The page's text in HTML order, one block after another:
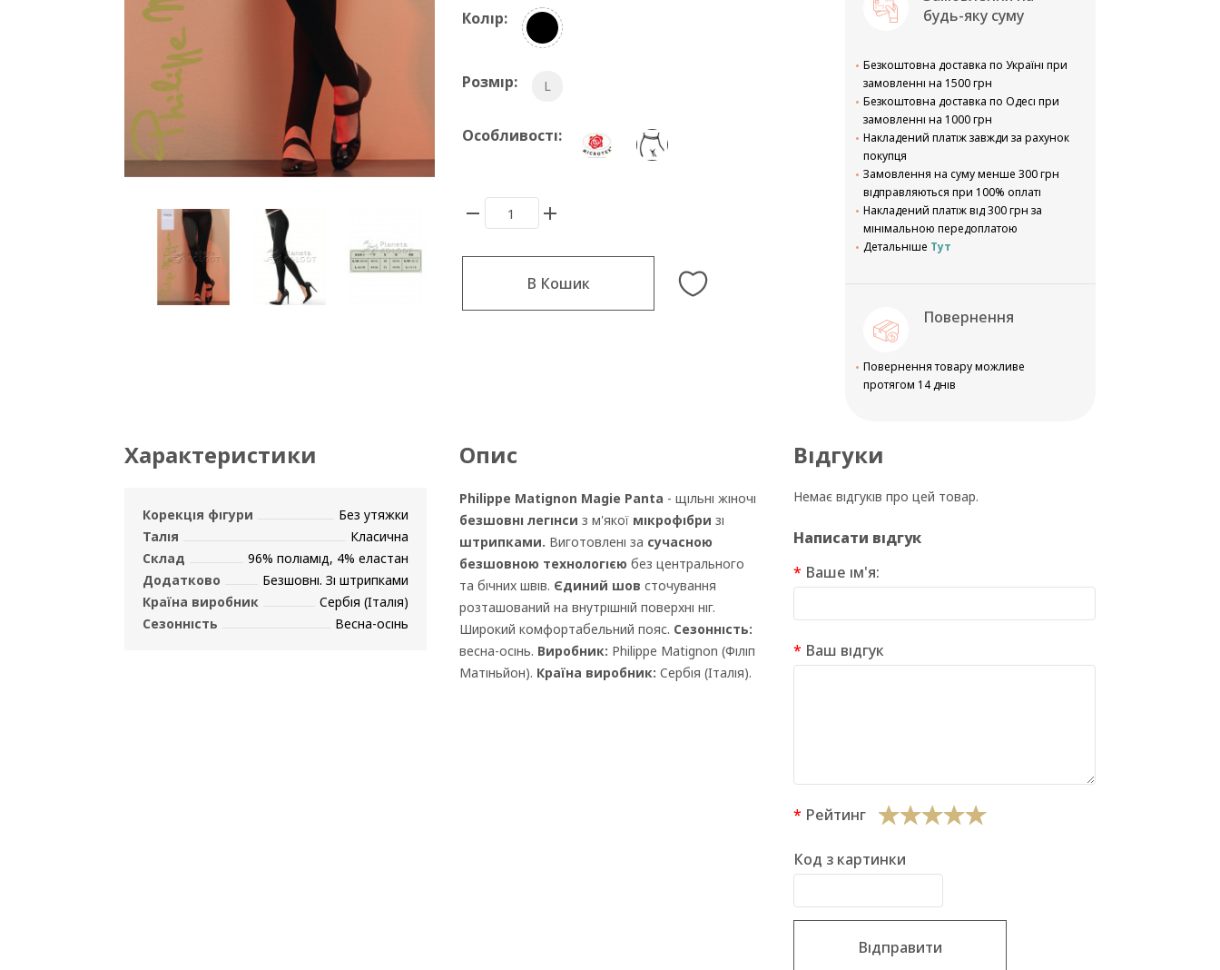
Колір:
Розмір: L
Особливості:
В Кошик
будь-яку суму
Безкоштовна доставка по Україні при
замовленні на 1500 грн
Безкоштовна доставка по Одесі при
замовленні на 1000 грн
Накладений платіж завжди за рахунок
покупця
Замовлення на суму менше 300 грн
відправляються при 100% оплаті
Накладений платіж від 300 грн за
мінімальною передоплатою
Детальніше Тут
Повернення
Повернення товару можливе
протягом 14 днів
Характеристики
Корекція фігури
Без утяжки
Талія
Класична
Склад
96% поліамід, 4% еластан
Додатково
Безшовні. Зі штрипками
Країна виробник
Сербія (Італія)
Сезонність
Весна-осінь
Опис
Philippe Matignon Magie Panta - щільні жіночі
безшовні легінси з м'якої мікрофібри зі
штрипками. Виготовлені за сучасною
безшовною технологією без центрального
та бічних швів. Єдиний шов сточування
розташований на внутрішній поверхні ніг.
Широкий комфортабельний пояс. Сезонність:
весна-осінь. Виробник: Philippe Matignon (Філіп
Матіньйон). Країна виробник: Сербія (Італія).
Відгуки
Немає відгуків про цей товар.
Написати відгук
Ваше ім'я:
Ваш відгук
Рейтинг
Код з картинки
Відправити